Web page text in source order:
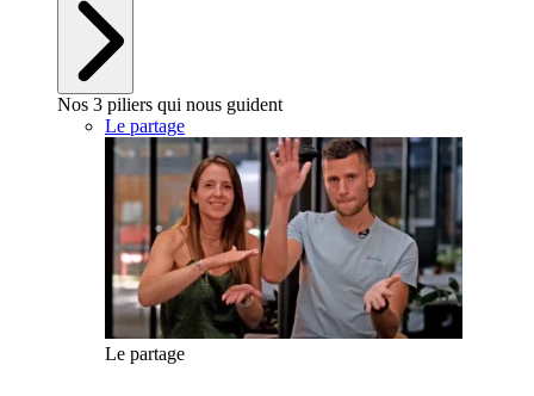
Nos 3 piliers qui nous guident
Le partage
Le partage